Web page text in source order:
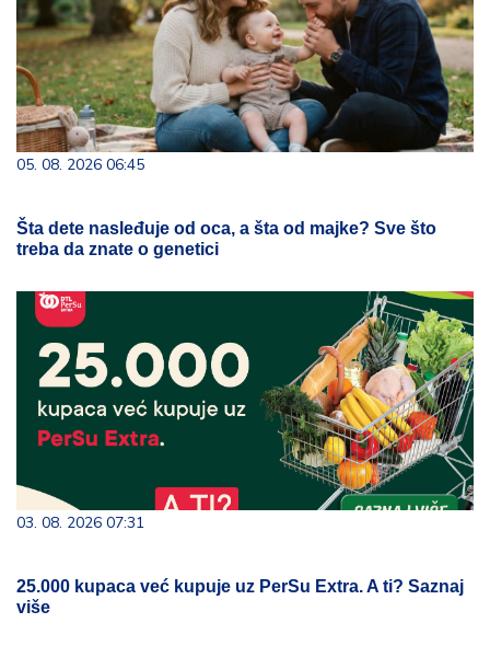
05. 08. 2026 06:45
Šta dete nasleđuje od oca, a šta od majke? Sve što
treba da znate o genetici
03. 08. 2026 07:31
25.000 kupaca već kupuje uz PerSu Extra. A ti? Saznaj
više